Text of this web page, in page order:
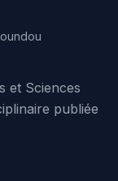
et Sciences
publiée